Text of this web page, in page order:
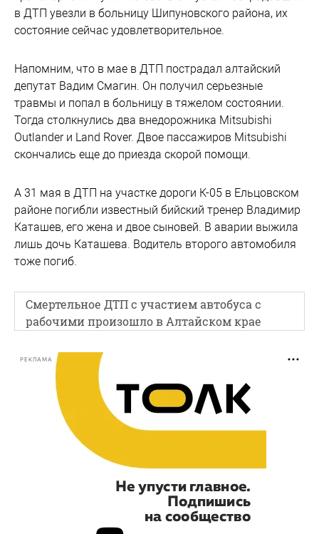
в ДТП увезли в больницу Шипуновского района, их
состояние сейчас удовлетворительное.
Напомним, что в мае в ДТП пострадал алтайский
депутат Вадим Смагин. Он получил серьезные
травмы и попал в больницу в тяжелом состоянии.
Тогда столкнулись два внедорожника Mitsubishi
Outlander и Land Rover. Двое пассажиров Mitsubishi
скончались еще до приезда скорой помощи.
А 31 мая в ДТП на участке дороги К-05 в Ельцовском
районе погибли известный бийский тренер Владимир
Каташев, его жена и двое сыновей. В аварии выжила
лишь дочь Каташева. Водитель второго автомобиля
тоже погиб.
Смертельное ДТП с участием автобуса с
рабочими произошло в Алтайском крае
РЕКЛАМА